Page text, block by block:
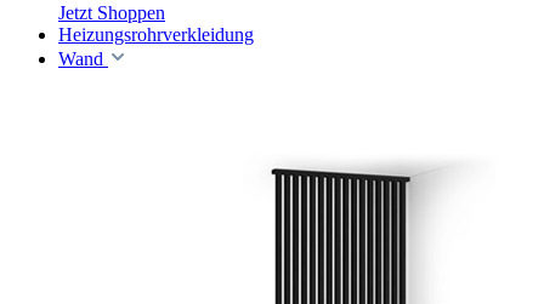
Jetzt Shoppen
Heizungsrohrverkleidung
Wand